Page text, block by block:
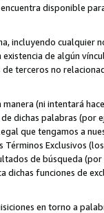
disponible
incluyendo cualquier
de algún
terceros no
(ni intentará
dichas palabras (por
que tengamos a
Exclusivos
de búsqueda
dichas funciones de
en torno a